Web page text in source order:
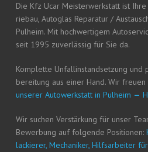
Die Kfz Ucar Meis­ter­werk­statt ist
rie­bau, Auto­glas Repa­ra­tur /
Pul­heim. Mit hoch­wer­ti­gem
seit 1995 zuver­läs­sig für Sie da.
Kom­plet­te Unfall­in­stand­set­zung
be­rei­tung aus einer Hand. Wir freu­en
unse­rer Auto­werk­statt in Pul­heim —
Wir suchen Ver­stär­kung für unser
Bewer­bung auf fol­gen­de Posi­tio­nen:
la­ckie­rer, Mecha­ni­ker, Hilfs­ar­bei­ter